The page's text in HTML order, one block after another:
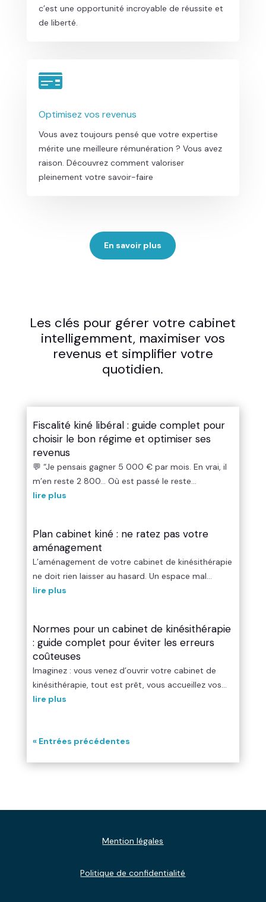
c’est une opportunité incroyable de réussite et
de liberté.

Optimisez vos revenus
Vous avez toujours pensé que votre expertise
mérite une meilleure rémunération ? Vous avez
raison. Découvrez comment valoriser
pleinement votre savoir-faire
En savoir plus
Les clés pour gérer votre cabinet
intelligemment, maximiser vos
revenus et simplifier votre
quotidien.
Fiscalité kiné libéral : guide complet pour
choisir le bon régime et optimiser ses
revenus
💬 “Je pensais gagner 5 000 € par mois. En vrai, il
m’en reste 2 800… Où est passé le reste...
lire plus
Plan cabinet kiné : ne ratez pas votre
aménagement
L’aménagement de votre cabinet de kinésithérapie
ne doit rien laisser au hasard. Un espace mal...
lire plus
Normes pour un cabinet de kinésithérapie
: guide complet pour éviter les erreurs
coûteuses
Imaginez : vous venez d’ouvrir votre cabinet de
kinésithérapie, tout est prêt, vous accueillez vos...
lire plus
« Entrées précédentes
Mention légales
Politique de confidentialité